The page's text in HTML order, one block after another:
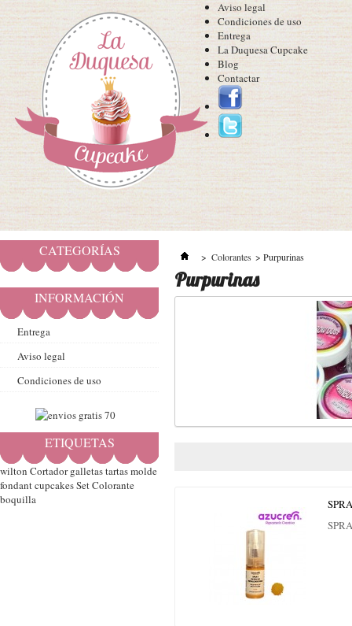
Aviso legal
Condiciones de uso
Entrega
La Duquesa Cupcake
Blog
Contactar
CATEGORÍAS
INFORMACIÓN
Entrega
Aviso legal
Condiciones de uso
ETIQUETAS
wilton Cortador galletastartasmolde
fondantcupcakesSetColorante
boquilla
> Colorantes > Purpurinas
Purpurinas